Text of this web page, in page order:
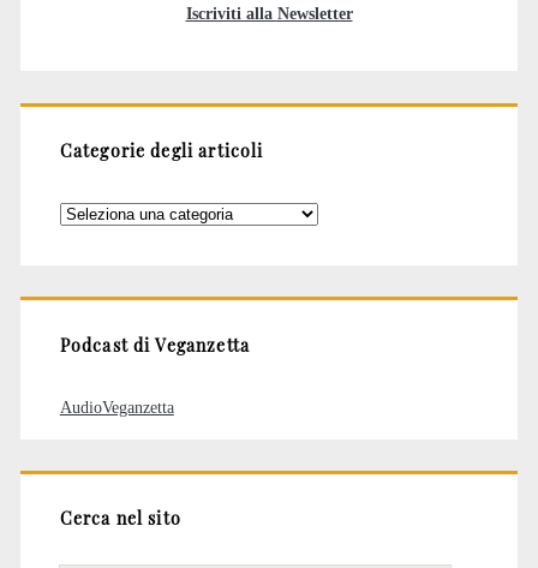
Iscriviti alla Newsletter
Categorie degli articoli
Categorie
Podcast di Veganzetta
AudioVeganzetta
Cerca nel sito